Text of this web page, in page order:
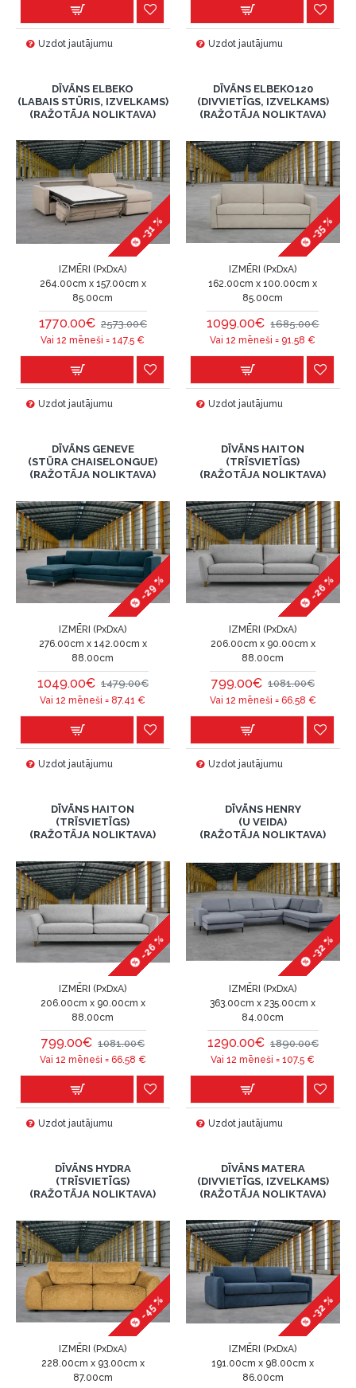
Uzdot jautājumu Uzdot jautājumu
DĪVĀNS ELBEKO
(LABAIS STŪRIS, IZVELKAMS)
(RAŽOTĀJA NOLIKTAVA)
-31 %
IZMĒRI (PxDxA)
264.00cm x 157.00cm x
85.00cm
1770.00€ 2573.00€
Vai 12 mēneši =147.5 €
Uzdot jautājumu
DĪVĀNS ELBEKO120
(DIVVIETĪGS, IZVELKAMS)
(RAŽOTĀJA NOLIKTAVA)
-35 %
IZMĒRI (PxDxA)
162.00cm x 100.00cm x
85.00cm
1099.00€ 1685.00€
Vai 12 mēneši = 91.58 €
Uzdot jautājumu
DĪVĀNS GENEVE
(STŪRA CHAISELONGUE)
(RAŽOTĀJA NOLIKTAVA)
-29 %
IZMĒRI (PxDxA)
276.00cm x 142.00cm x
88.00cm
1049.00€ 1479.00€
Vai 12 mēneši = 87.41 €
Uzdot jautājumu
DĪVĀNS HAITON
(TRĪSVIETĪGS)
(RAŽOTĀJA NOLIKTAVA)
-26 %
IZMĒRI (PxDxA)
206.00cm x 90.00cm x
88.00cm
799.00€ 1081.00€
Vai 12 mēneši = 66.58 €
Uzdot jautājumu
DĪVĀNS HAITON
(TRĪSVIETĪGS)
(RAŽOTĀJA NOLIKTAVA)
-26 %
IZMĒRI (PxDxA)
206.00cm x 90.00cm x
88.00cm
799.00€ 1081.00€
Vai 12 mēneši = 66.58 €
Uzdot jautājumu
DĪVĀNS HENRY
(U VEIDA)
(RAŽOTĀJA NOLIKTAVA)
-32 %
IZMĒRI (PxDxA)
363.00cm x 235.00cm x
84.00cm
1290.00€ 1890.00€
Vai 12 mēneši =107.5 €
Uzdot jautājumu
DĪVĀNS HYDRA
(TRĪSVIETĪGS)
(RAŽOTĀJA NOLIKTAVA)
-45 %
IZMĒRI (PxDxA)
228.00cm x 93.00cm x
87.00cm
DĪVĀNS MATERA
(DIVVIETĪGS, IZVELKAMS)
(RAŽOTĀJA NOLIKTAVA)
-32 %
IZMĒRI (PxDxA)
191.00cm x 98.00cm x
86.00cm